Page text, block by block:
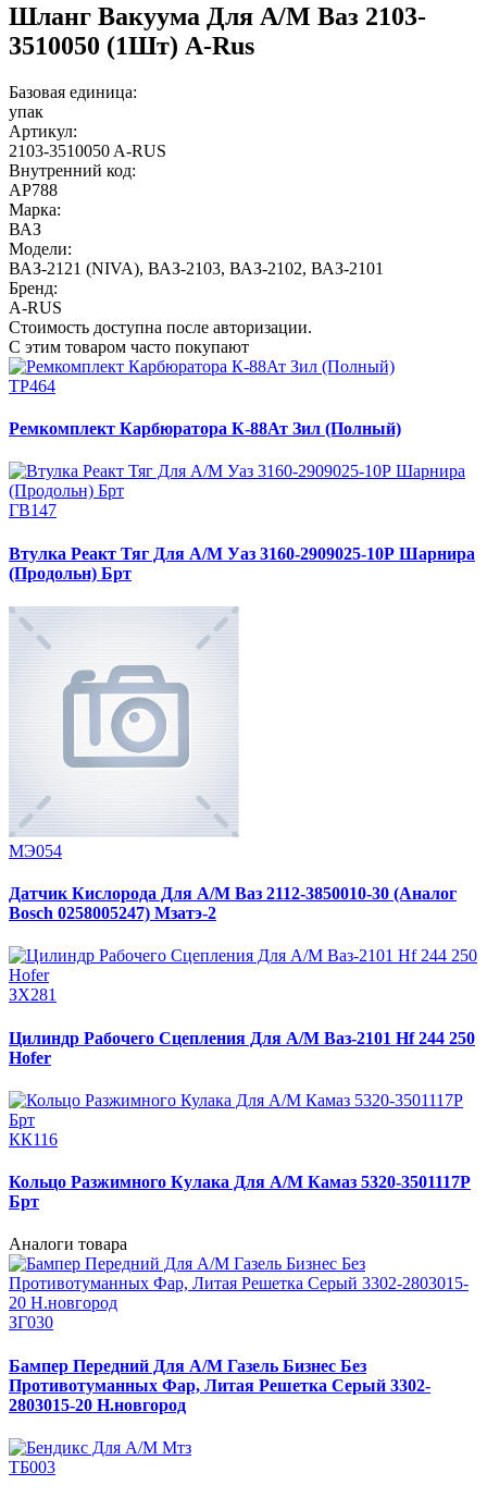
Шланг Вакуума Для А/М Ваз 2103-
3510050 (1Шт) A-Rus
Базовая единица:
упак
Артикул:
2103-3510050 A-RUS
Внутренний код:
АР788
Марка:
ВАЗ
Модели:
ВАЗ-2121 (NIVA), ВАЗ-2103, ВАЗ-2102, ВАЗ-2101
Бренд:
A-RUS
Стоимость доступна после авторизации.
С этим товаром часто покупают
ТР464
Ремкомплект Карбюратора К-88Ат Зил (Полный)
ГВ147
Втулка Реакт Тяг Для А/М Уаз 3160-2909025-10Р Шарнира
(Продольн) Брт
МЭ054
Датчик Кислорода Для А/М Ваз 2112-3850010-30 (Аналог
Bosch 0258005247) Мзатэ-2
ЗХ281
Цилиндр Рабочего Сцепления Для А/М Ваз-2101 Hf 244 250
Hofer
КК116
Кольцо Разжимного Кулака Для А/М Камаз 5320-3501117Р
Брт
Аналоги товара
ЗГ030
Бампер Передний Для А/М Газель Бизнес Без
Противотуманных Фар, Литая Решетка Серый 3302-
2803015-20 Н.новгород
ТБ003